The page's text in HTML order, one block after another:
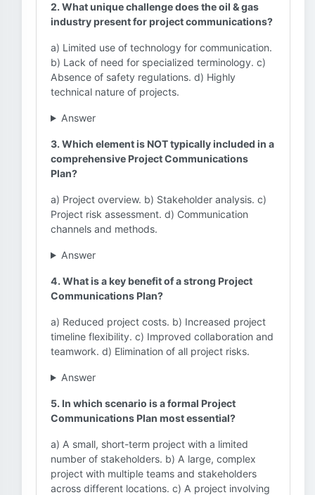
2. What unique challenge does the oil & gas
industry present for project communications?
a) Limited use of technology for communication.
b) Lack of need for specialized terminology. c)
Absence of safety regulations. d) Highly
technical nature of projects.
Answer
3. Which element is NOT typically included in a
comprehensive Project Communications
Plan?
a) Project overview. b) Stakeholder analysis. c)
Project risk assessment. d) Communication
channels and methods.
Answer
4. What is a key benefit of a strong Project
Communications Plan?
a) Reduced project costs. b) Increased project
timeline flexibility. c) Improved collaboration and
teamwork. d) Elimination of all project risks.
Answer
5. In which scenario is a formal Project
Communications Plan most essential?
a) A small, short-term project with a limited
number of stakeholders. b) A large, complex
project with multiple teams and stakeholders
across different locations. c) A project involving